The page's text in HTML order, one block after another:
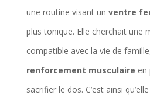
une routine visant un ventre
plus tonique. Elle cherchait une
compatible avec la vie de
renforcement musculaire en
sacrifier le dos. C’est ainsi